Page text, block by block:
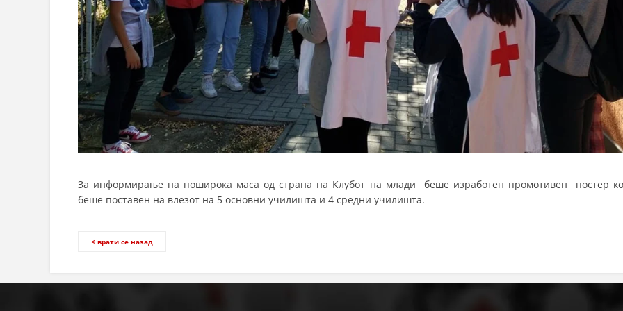
За информирање на поширока маса од страна на Клубот на млади беше изработен промотивен постер
беше поставен на влезот на 5 основни училишта и 4 средни училишта.
< врати се назад